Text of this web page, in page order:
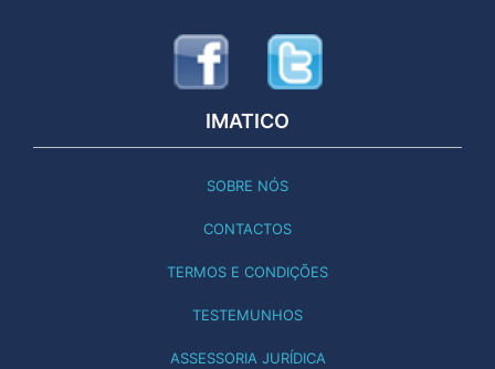
IMATICO
SOBRE NÓS
CONTACTOS
TERMOS E CONDIÇÕES
TESTEMUNHOS
ASSESSORIA JURÍDICA